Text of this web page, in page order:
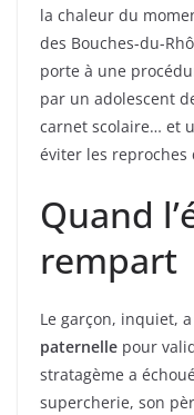
la chaleur du
des Bouches-du-
porte à une
par un adolescent
carnet scolaire… et
éviter les reproches
Quand
rempart
Le garçon, inquiet,
paternelle pour
stratagème a
supercherie, son